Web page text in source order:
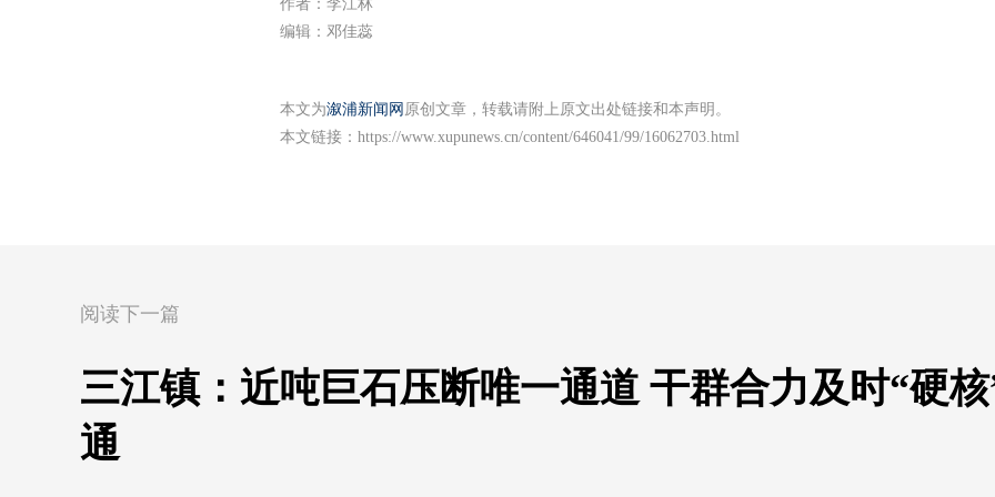
作者：李江林
编辑：邓佳蕊
本文为溆浦新闻网 原创文章，转载请附上原文出处链接和本声明。
本文链接： https://www.xupunews.cn/content/646041/99/16062703.html
阅读下一篇
三江镇：近吨巨石压断唯一通道 干群合力及时“硬
通